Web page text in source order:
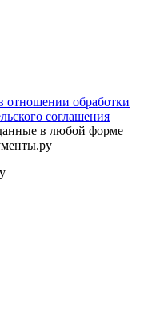
отношении обработки
соглашения
в любой форме